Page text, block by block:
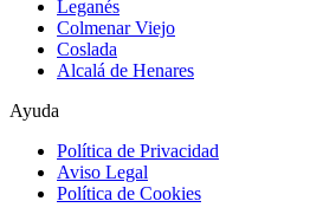
Leganés
Colmenar Viejo
Coslada
Alcalá de Henares
Ayuda
Política de Privacidad
Aviso Legal
Política de Cookies